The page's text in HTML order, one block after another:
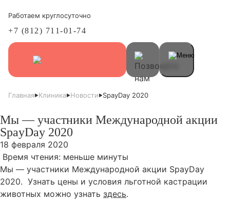
Работаем круглосуточно
+7 (812) 711-01-74
Главная Клиника Новости SpayDay 2020
Мы — участники Международной акции
SpayDay 2020
18 февраля 2020
Время чтения: меньше минуты
Мы — участники Международной акции SpayDay
2020. Узнать цены и условия льготной кастрации
животных можно узнать здесь.